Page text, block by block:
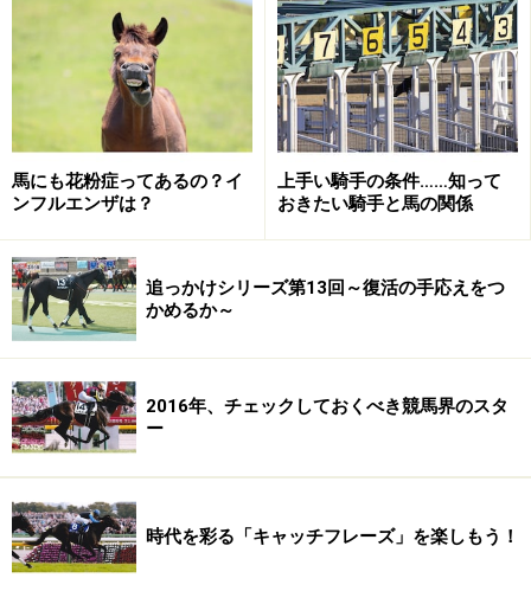
のが、「ダービーは、運のいい馬が勝つ」という格言で
す。
といっても、運だけでダービーを勝つことはできませ
ん。先の格言を補足すれば、運さえも味方につけなけれ
ば勝てないのがダービー。これはあながち嘘ではない話
で、その証拠にダービーではたびたび不思議なことが起
こります。
64年ぶりの快挙につながった、ウオッカの
落ち着き
不思議な日本ダービーとして思い出すのは、2007年。こ
の年の勝者となったのは、牝馬ながらダービーに参戦し
馬にも花粉症ってあるの？イ
ンフルエンザは？
上手い騎手の条件……知って
おきたい騎手と馬の関係
追っかけシリーズ第13回～復活の手応えをつ
かめるか～
2016年、チェックしておくべき競馬界のスタ
ー
時代を彩る「キャッチフレーズ」を楽しもう！